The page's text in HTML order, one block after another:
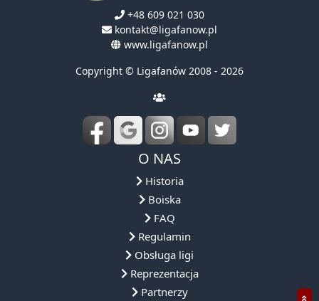
+48 609 021 030
kontakt@ligafanow.pl
www.ligafanow.pl
Copyright © Ligafanów 2008 - 2026
O NAS
Historia
Boiska
FAQ
Regulamin
Obsługa ligi
Reprezentacja
Partnerzy